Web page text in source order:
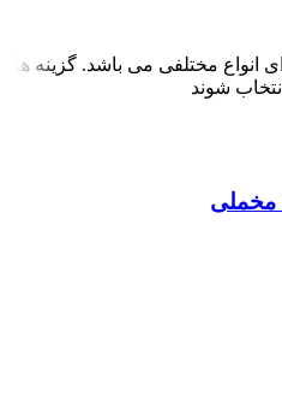
انواع مختلفی می باشد. گزینه ها
شوند